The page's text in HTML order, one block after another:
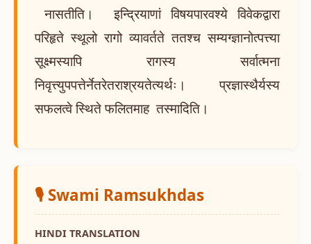
नासतीति। इन्द्रियाणां विषयपारवश्ये विवेकद्वारा
परिहृते स्थूलो रागो व्यावर्तते ततश्च सम्यग्ज्ञानोत्पत्त्या
सूक्ष्मस्यापि रागस्य सर्वात्मना
निवृत्त्युपपत्तेर्नेतरेतराश्रयतेत्यर्थः। प्रज्ञास्थैर्यस्य
सफलत्वे स्थिते फलितमाह तस्मादिति।
🎙️ Swami Ramsukhdas
HINDI TRANSLATION